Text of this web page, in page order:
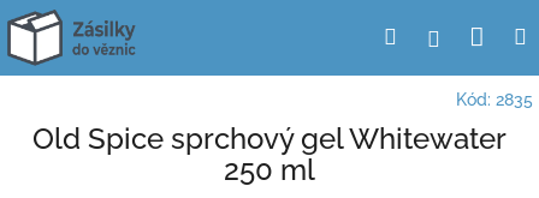
Přejít
obsah
HledatPřihlášení
Kód: 2835
Old Spice sprchový gel Whitewater
250 ml